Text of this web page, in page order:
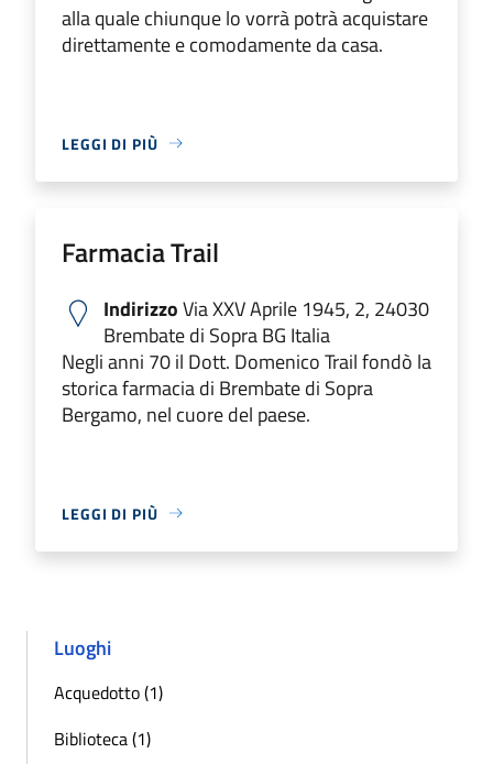
alla quale chiunque lo vorrà potrà acquistare
direttamente e comodamente da casa.
LEGGI DI PIÙ
Farmacia Trail
IndirizzoVia XXV Aprile 1945, 2, 24030
Brembate di Sopra BG Italia
Negli anni 70 il Dott. Domenico Trail fondò la
storica farmacia di Brembate di Sopra
Bergamo, nel cuore del paese.
LEGGI DI PIÙ
Luoghi
Acquedotto (1)
Biblioteca (1)